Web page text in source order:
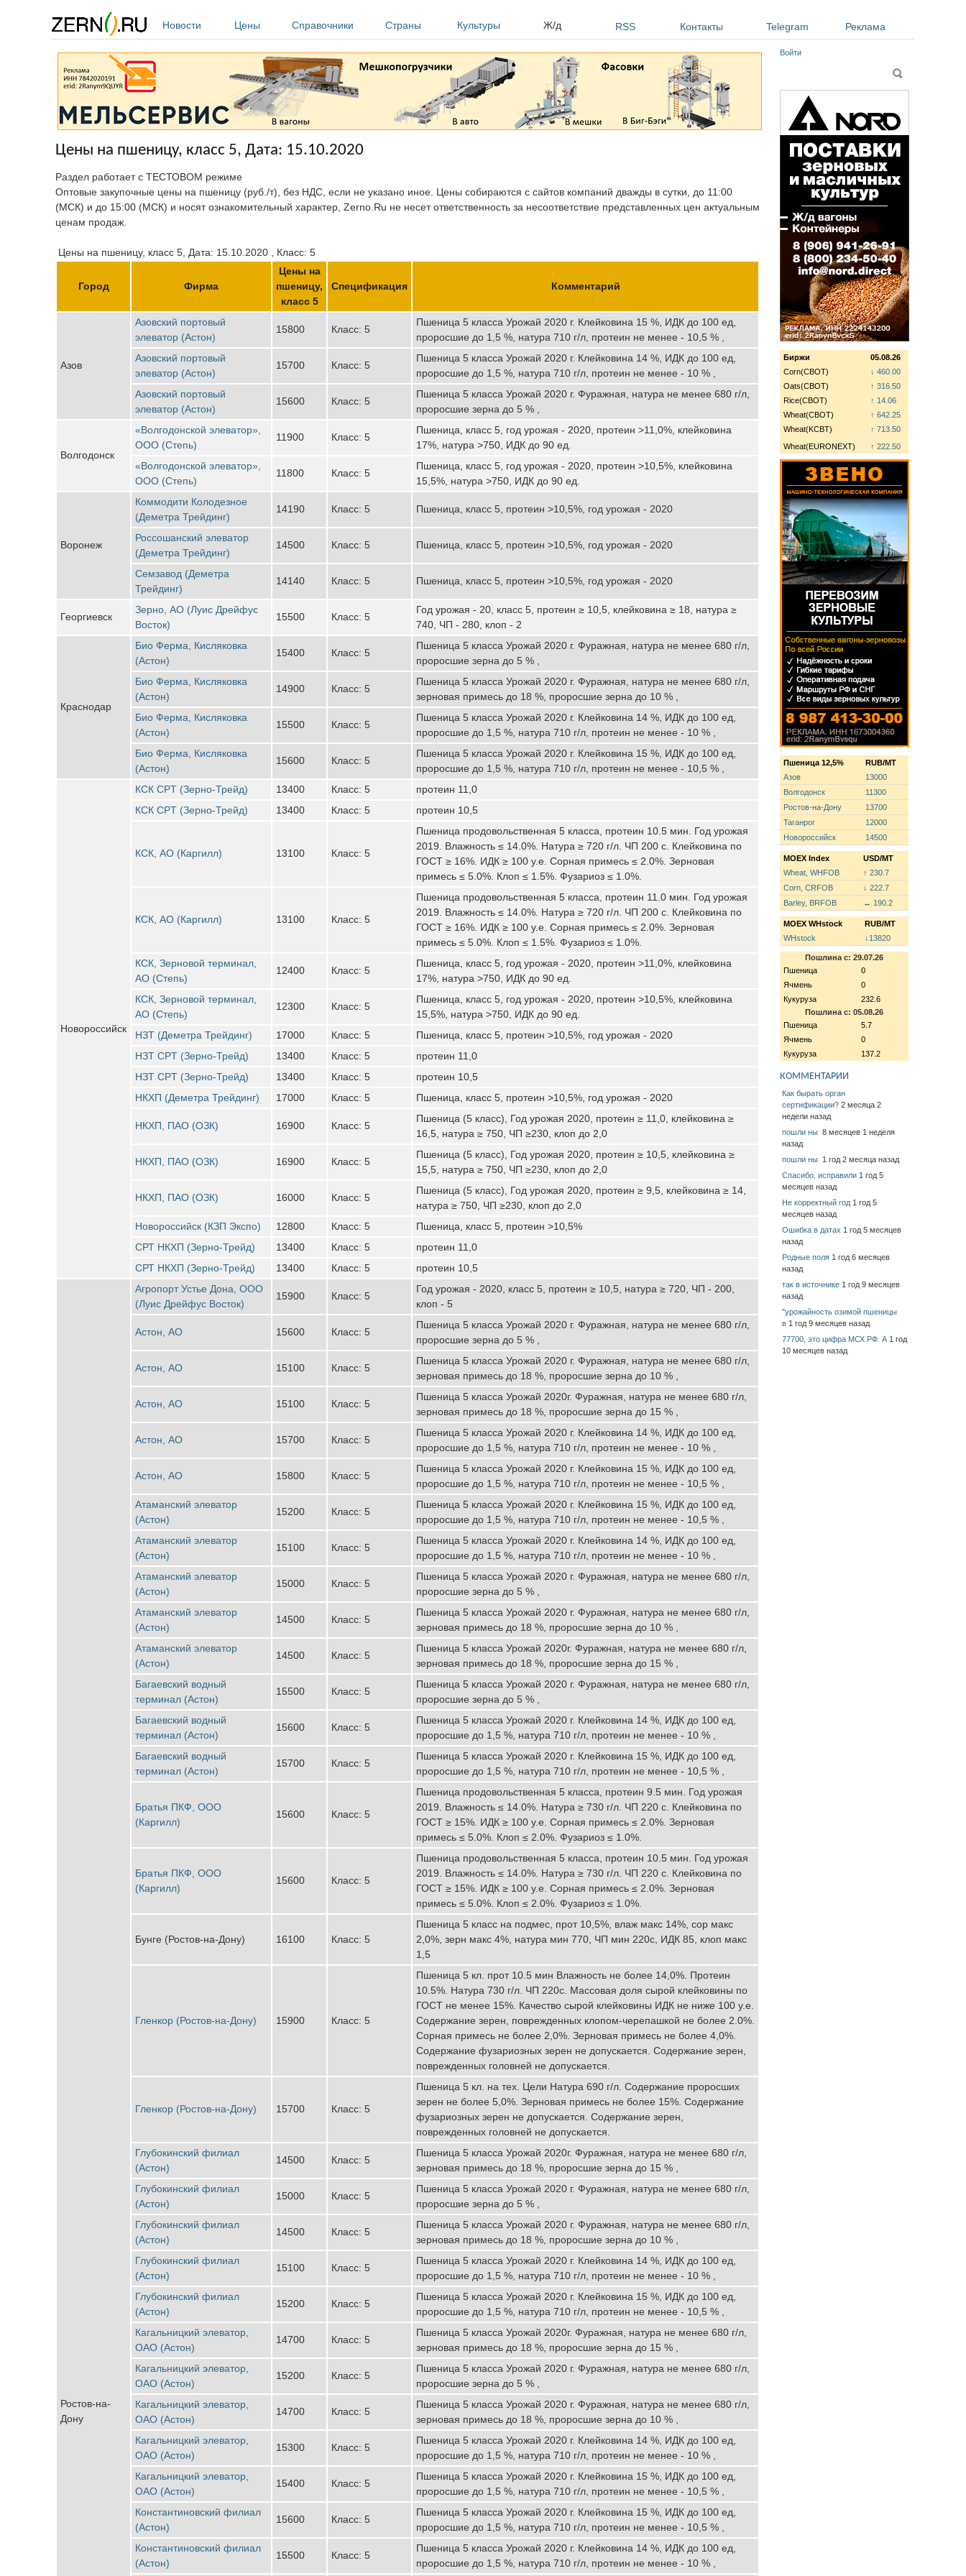
Новости
Цены Справочники Страны Культуры Ж/д RSS Контакты Telegram Реклама
Цены на пшеницу, класс 5, Дата: 15.10.2020
Раздел работает с ТЕСТОВОМ режиме
Оптовые закупочные цены на пшеницу (руб./т), без НДС, если не указано иное. Цены собираются с сайтов компаний дважды в сутки, до 11:00
(МСК) и до 15:00 (МСК) и носят ознакомительный характер, Zerno.Ru не несет ответственность за несоответствие представленных цен актуальным
ценам продаж.
Цены на пшеницу, класс 5, Дата: 15.10.2020 , Класс: 5
Город Фирма
Цены на
пшеницу,
класс 5
Спецификация Комментарий
Азов
Азовский портовый
элеватор (Астон)
15800 Класс: 5
Пшеница 5 класса Урожай 2020 г. Клейковина 15 %, ИДК до 100 ед,
проросшие до 1,5 %, натура 710 г/л, протеин не менее - 10,5 % ,
Азовский портовый
элеватор (Астон)
15700 Класс: 5
Пшеница 5 класса Урожай 2020 г. Клейковина 14 %, ИДК до 100 ед,
проросшие до 1,5 %, натура 710 г/л, протеин не менее - 10 % ,
Азовский портовый
элеватор (Астон)
15600 Класс: 5
Пшеница 5 класса Урожай 2020 г. Фуражная, натура не менее 680 г/л,
проросшие зерна до 5 % ,
Волгодонск
«Волгодонской элеватор»,
ООО (Степь)
11900 Класс: 5
Пшеница, класс 5, год урожая - 2020, протеин >11,0%, клейковина
17%, натура >750, ИДК до 90 ед.
«Волгодонской элеватор»,
ООО (Степь)
11800 Класс: 5
Пшеница, класс 5, год урожая - 2020, протеин >10,5%, клейковина
15,5%, натура >750, ИДК до 90 ед.
Воронеж
Коммодити Колодезное
(Деметра Трейдинг)
14190 Класс: 5 Пшеница, класс 5, протеин >10,5%, год урожая - 2020
Россошанский элеватор
(Деметра Трейдинг)
14500 Класс: 5 Пшеница, класс 5, протеин >10,5%, год урожая - 2020
Семзавод (Деметра
Трейдинг)
14140 Класс: 5 Пшеница, класс 5, протеин >10,5%, год урожая - 2020
Георгиевск
Зерно, АО (Луис Дрейфус
Восток)
15500 Класс: 5
Год урожая - 20, класс 5, протеин ≥ 10,5, клейковина ≥ 18, натура ≥
740, ЧП - 280, клоп - 2
Краснодар
Био Ферма, Кисляковка
(Астон)
15400 Класс: 5
Пшеница 5 класса Урожай 2020 г. Фуражная, натура не менее 680 г/л,
проросшие зерна до 5 % ,
Био Ферма, Кисляковка
(Астон)
14900 Класс: 5
Пшеница 5 класса Урожай 2020 г. Фуражная, натура не менее 680 г/л,
зерновая примесь до 18 %, проросшие зерна до 10 % ,
Био Ферма, Кисляковка
(Астон)
15500 Класс: 5
Пшеница 5 класса Урожай 2020 г. Клейковина 14 %, ИДК до 100 ед,
проросшие до 1,5 %, натура 710 г/л, протеин не менее - 10 % ,
Био Ферма, Кисляковка
(Астон)
15600 Класс: 5
Пшеница 5 класса Урожай 2020 г. Клейковина 15 %, ИДК до 100 ед,
проросшие до 1,5 %, натура 710 г/л, протеин не менее - 10,5 % ,
Новороссийск
КСК CPT (Зерно-Трейд) 13400 Класс: 5
протеин 11,0
КСК CPT (Зерно-Трейд)
13400 Класс: 5 протеин 10,5
КСК, АО (Каргилл) 13100 Класс: 5
Пшеница продовольственная 5 класса, протеин 10.5 мин. Год урожая
2019. Влажность ≤ 14.0%. Натура ≥ 720 г/л. ЧП 200 с. Клейковина по
ГОСТ ≥ 16%. ИДК ≥ 100 у.е. Сорная примесь ≤ 2.0%. Зерновая
примесь ≤ 5.0%. Клоп ≤ 1.5%. Фузариоз ≤ 1.0%.
КСК, АО (Каргилл) 13100 Класс: 5
Пшеница продовольственная 5 класса, протеин 11.0 мин. Год урожая
2019. Влажность ≤ 14.0%. Натура ≥ 720 г/л. ЧП 200 с. Клейковина по
ГОСТ ≥ 16%. ИДК ≥ 100 у.е. Сорная примесь ≤ 2.0%. Зерновая
примесь ≤ 5.0%. Клоп ≤ 1.5%. Фузариоз ≤ 1.0%.
КСК, Зерновой терминал,
АО (Степь)
12400 Класс: 5
Пшеница, класс 5, год урожая - 2020, протеин >11,0%, клейковина
17%, натура >750, ИДК до 90 ед.
КСК, Зерновой терминал,
АО (Степь)
12300 Класс: 5
Пшеница, класс 5, год урожая - 2020, протеин >10,5%, клейковина
15,5%, натура >750, ИДК до 90 ед.
НЗТ (Деметра Трейдинг)
17000 Класс: 5
Пшеница, класс 5, протеин >10,5%, год урожая - 2020
НЗТ CPT (Зерно-Трейд)
13400 Класс: 5
протеин 11,0
НЗТ CPT (Зерно-Трейд)
13400 Класс: 5
протеин 10,5
НКХП (Деметра Трейдинг)
17000 Класс: 5 Пшеница, класс 5, протеин >10,5%, год урожая - 2020
НКХП, ПАО (ОЗК) 16900 Класс: 5
Пшеница (5 класс), Год урожая 2020, протеин ≥ 11,0, клейковина ≥
16,5, натура ≥ 750, ЧП ≥230, клоп до 2,0
НКХП, ПАО (ОЗК) 16900 Класс: 5
Пшеница (5 класс), Год урожая 2020, протеин ≥ 10,5, клейковина ≥
15,5, натура ≥ 750, ЧП ≥230, клоп до 2,0
НКХП, ПАО (ОЗК) 16000 Класс: 5
Пшеница (5 класс), Год урожая 2020, протеин ≥ 9,5, клейковина ≥ 14,
натура ≥ 750, ЧП ≥230, клоп до 2,0
Новороссийск (КЗП Экспо)
12800 Класс: 5
Пшеница, класс 5, протеин >10,5%
СРТ НКХП (Зерно-Трейд)
13400 Класс: 5
протеин 11,0
СРТ НКХП (Зерно-Трейд)
13400 Класс: 5 протеин 10,5
Ростов-на-
Дону
Агропорт Устье Дона, ООО
(Луис Дрейфус Восток)
15900 Класс: 5
Год урожая - 2020, класс 5, протеин ≥ 10,5, натура ≥ 720, ЧП - 200,
клоп - 5
Астон, АО 15600 Класс: 5
Пшеница 5 класса Урожай 2020 г. Фуражная, натура не менее 680 г/л,
проросшие зерна до 5 % ,
Астон, АО 15100 Класс: 5
Пшеница 5 класса Урожай 2020 г. Фуражная, натура не менее 680 г/л,
зерновая примесь до 18 %, проросшие зерна до 10 % ,
Астон, АО 15100 Класс: 5
Пшеница 5 класса Урожай 2020г. Фуражная, натура не менее 680 г/л,
зерновая примесь до 18 %, проросшие зерна до 15 % ,
Астон, АО 15700 Класс: 5
Пшеница 5 класса Урожай 2020 г. Клейковина 14 %, ИДК до 100 ед,
проросшие до 1,5 %, натура 710 г/л, протеин не менее - 10 % ,
Астон, АО 15800 Класс: 5
Пшеница 5 класса Урожай 2020 г. Клейковина 15 %, ИДК до 100 ед,
проросшие до 1,5 %, натура 710 г/л, протеин не менее - 10,5 % ,
Атаманский элеватор
(Астон)
15200 Класс: 5
Пшеница 5 класса Урожай 2020 г. Клейковина 15 %, ИДК до 100 ед,
проросшие до 1,5 %, натура 710 г/л, протеин не менее - 10,5 % ,
Атаманский элеватор
(Астон)
15100 Класс: 5
Пшеница 5 класса Урожай 2020 г. Клейковина 14 %, ИДК до 100 ед,
проросшие до 1,5 %, натура 710 г/л, протеин не менее - 10 % ,
Атаманский элеватор
(Астон)
15000 Класс: 5
Пшеница 5 класса Урожай 2020 г. Фуражная, натура не менее 680 г/л,
проросшие зерна до 5 % ,
Атаманский элеватор
(Астон)
14500 Класс: 5
Пшеница 5 класса Урожай 2020 г. Фуражная, натура не менее 680 г/л,
зерновая примесь до 18 %, проросшие зерна до 10 % ,
Атаманский элеватор
(Астон)
14500 Класс: 5
Пшеница 5 класса Урожай 2020г. Фуражная, натура не менее 680 г/л,
зерновая примесь до 18 %, проросшие зерна до 15 % ,
Багаевский водный
терминал (Астон)
15500 Класс: 5
Пшеница 5 класса Урожай 2020 г. Фуражная, натура не менее 680 г/л,
проросшие зерна до 5 % ,
Багаевский водный
терминал (Астон)
15600 Класс: 5
Пшеница 5 класса Урожай 2020 г. Клейковина 14 %, ИДК до 100 ед,
проросшие до 1,5 %, натура 710 г/л, протеин не менее - 10 % ,
Багаевский водный
терминал (Астон)
15700 Класс: 5
Пшеница 5 класса Урожай 2020 г. Клейковина 15 %, ИДК до 100 ед,
проросшие до 1,5 %, натура 710 г/л, протеин не менее - 10,5 % ,
Братья ПКФ, ООО
(Каргилл)
15600 Класс: 5
Пшеница продовольственная 5 класса, протеин 9.5 мин. Год урожая
2019. Влажность ≤ 14.0%. Натура ≥ 730 г/л. ЧП 220 с. Клейковина по
ГОСТ ≥ 15%. ИДК ≥ 100 у.е. Сорная примесь ≤ 2.0%. Зерновая
примесь ≤ 5.0%. Клоп ≤ 2.0%. Фузариоз ≤ 1.0%.
Братья ПКФ, ООО
(Каргилл)
15600 Класс: 5
Пшеница продовольственная 5 класса, протеин 10.5 мин. Год урожая
2019. Влажность ≤ 14.0%. Натура ≥ 730 г/л. ЧП 220 с. Клейковина по
ГОСТ ≥ 15%. ИДК ≥ 100 у.е. Сорная примесь ≤ 2.0%. Зерновая
примесь ≤ 5.0%. Клоп ≤ 2.0%. Фузариоз ≤ 1.0%.
Бунге (Ростов-на-Дону) 16100 Класс: 5
Пшеница 5 класс на подмес, прот 10,5%, влаж макс 14%, сор макс
2,0%, зерн макс 4%, натура мин 770, ЧП мин 220с, ИДК 85, клоп макс
1,5
Гленкор (Ростов-на-Дону) 15900 Класс: 5
Пшеница 5 кл. прот 10.5 мин Влажность не более 14,0%. Протеин
10.5%. Натура 730 г/л. ЧП 220с. Массовая доля сырой клейковины по
ГОСТ не менее 15%. Качество сырой клейковины ИДК не ниже 100 у.е.
Содержание зерен, поврежденных клопом-черепашкой не более 2.0%.
Сорная примесь не более 2,0%. Зерновая примесь не более 4,0%.
Содержание фузариозных зерен не допускается. Содержание зерен,
поврежденных головней не допускается.
Гленкор (Ростов-на-Дону) 15700 Класс: 5
Пшеница 5 кл. на тех. Цели Натура 690 г/л. Содержание проросших
зерен не более 5,0%. Зерновая примесь не более 15%. Содержание
фузариозных зерен не допускается. Содержание зерен,
поврежденных головней не допускается.
Глубокинский филиал
(Астон)
14500 Класс: 5
Пшеница 5 класса Урожай 2020г. Фуражная, натура не менее 680 г/л,
зерновая примесь до 18 %, проросшие зерна до 15 % ,
Глубокинский филиал
(Астон)
15000 Класс: 5
Пшеница 5 класса Урожай 2020 г. Фуражная, натура не менее 680 г/л,
проросшие зерна до 5 % ,
Глубокинский филиал
(Астон)
14500 Класс: 5
Пшеница 5 класса Урожай 2020 г. Фуражная, натура не менее 680 г/л,
зерновая примесь до 18 %, проросшие зерна до 10 % ,
Глубокинский филиал
(Астон)
15100 Класс: 5
Пшеница 5 класса Урожай 2020 г. Клейковина 14 %, ИДК до 100 ед,
проросшие до 1,5 %, натура 710 г/л, протеин не менее - 10 % ,
Глубокинский филиал
(Астон)
15200 Класс: 5
Пшеница 5 класса Урожай 2020 г. Клейковина 15 %, ИДК до 100 ед,
проросшие до 1,5 %, натура 710 г/л, протеин не менее - 10,5 % ,
Кагальницкий элеватор,
ОАО (Астон)
14700 Класс: 5
Пшеница 5 класса Урожай 2020г. Фуражная, натура не менее 680 г/л,
зерновая примесь до 18 %, проросшие зерна до 15 % ,
Кагальницкий элеватор,
ОАО (Астон)
15200 Класс: 5
Пшеница 5 класса Урожай 2020 г. Фуражная, натура не менее 680 г/л,
проросшие зерна до 5 % ,
Кагальницкий элеватор,
ОАО (Астон)
14700 Класс: 5
Пшеница 5 класса Урожай 2020 г. Фуражная, натура не менее 680 г/л,
зерновая примесь до 18 %, проросшие зерна до 10 % ,
Кагальницкий элеватор,
ОАО (Астон)
15300 Класс: 5
Пшеница 5 класса Урожай 2020 г. Клейковина 14 %, ИДК до 100 ед,
проросшие до 1,5 %, натура 710 г/л, протеин не менее - 10 % ,
Кагальницкий элеватор,
ОАО (Астон)
15400 Класс: 5
Пшеница 5 класса Урожай 2020 г. Клейковина 15 %, ИДК до 100 ед,
проросшие до 1,5 %, натура 710 г/л, протеин не менее - 10,5 % ,
Константиновский филиал
(Астон)
15600 Класс: 5
Пшеница 5 класса Урожай 2020 г. Клейковина 15 %, ИДК до 100 ед,
проросшие до 1,5 %, натура 710 г/л, протеин не менее - 10,5 % ,
Константиновский филиал
(Астон)
15500 Класс: 5
Пшеница 5 класса Урожай 2020 г. Клейковина 14 %, ИДК до 100 ед,
проросшие до 1,5 %, натура 710 г/л, протеин не менее - 10 % ,
Войти
Поиск
Биржи
05.08.26
Corn(CBOT)
↓ 460.00
Oats(CBOT)
↑ 316.50
Rice(CBOT)
↑ 14.06
Wheat(CBOT)
↑ 642.25
Wheat(KCBT)
↑ 713.50
Wheat(EURONEXT)
↑ 222.50
Пшеница 12,5%
RUB/MT
Азов
13000
Волгодонск
11300
Ростов-на-Дону
13700
Таганрог
12000
Новороссийск
14500
MOEX Index
USD/MT
Wheat, WHFOB
↑ 230.7
Corn, CRFOB
↓ 222.7
Barley, BRFOB
↔ 190.2
MOEX WHstock
RUB/MT
WHstock
↓13820
Пошлина с: 29.07.26
Пшеница
0
Ячмень
0
Кукуруза
232.6
Пошлина с: 05.08.26
Пшеница
5.7
Ячмень
0
Кукуруза
137.2
КОММЕНТАРИИ
Как бырать орган
сертификации? 2 месяца 2
недели назад
пошли ны 8 месяцев 1 неделя
назад
пошли ны 1 год 2 месяца назад
Спасибо, исправили 1 год 5
месяцев назад
Не корректный год 1 год 5
месяцев назад
Ошибка в датах 1 год 5 месяцев
назад
Родные поля 1 год 6 месяцев
назад
так в источнике 1 год 9 месяцев
назад
"урожайность озимой пшеницы
в 1 год 9 месяцев назад
77700, это цифра МСХ РФ. А 1 год
10 месяцев назад